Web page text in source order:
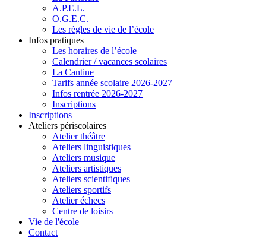
A.P.E.L.
O.G.E.C.
Les règles de vie de l’école
Infos pratiques
Les horaires de l’école
Calendrier / vacances scolaires
La Cantine
Tarifs année scolaire 2026-2027
Infos rentrée 2026-2027
Inscriptions
Inscriptions
Ateliers périscolaires
Atelier théâtre
Ateliers linguistiques
Ateliers musique
Ateliers artistiques
Ateliers scientifiques
Ateliers sportifs
Atelier échecs
Centre de loisirs
Vie de l'école
Contact